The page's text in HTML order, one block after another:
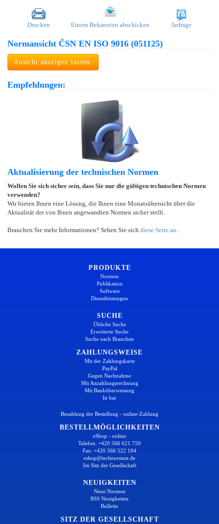
Drucken Einem Bekannten abschicken Anfrage
Normansicht ČSN EN ISO 9016 (051125)
Ansicht anzeigen lassen.
Empfehlungen:
Aktualisierung der technischen Normen
Wollen Sie sich sicher sein, dass Sie nur die gültigen technischen Normen
verwenden?
Wir bieten Ihnen eine Lösung, die Ihnen eine Monatsübersicht über die
Aktualität der von Ihnen angewandten Normen sicher stellt.
Brauchen Sie mehr Informationen? Sehen Sie sich diese Seite an
PRODUKTE
Normen
Publikation
Software
Dienstleistungen
SUCHE
Übliche Suche
Erweiterte Suche
Suche nach Branchen
ZAHLUNGSWEISE
Mit der Zahlungskarte
PayPal
Gegen Nachnahme
Mit Anzahlungsrechnung
Mit Banküberweisung
In bar
Bezahlung der Bestellung - online-Zahlung
BESTELLMÖGLICHKEITEN
eShop - online
Telefon: +420 566 621 759
Fax: +420 566 522 104
eshop@technormen.de
Im Sitz der Gesellschaft
NEUIGKEITEN
Neue Normen
RSS Neuigkeiten
Bulletin
SITZ DER GESELLSCHAFT